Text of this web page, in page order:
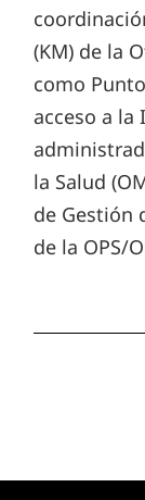
(KM) de la
como
acceso a la
la Salud
de Gestión
de la OPS/